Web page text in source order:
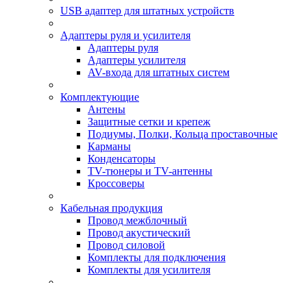
USB адаптер для штатных устройств
Адаптеры руля и усилителя
Адаптеры руля
Адаптеры усилителя
AV-входа для штатных систем
Комплектующие
Антены
Защитные сетки и крепеж
Подиумы, Полки, Кольца проставочные
Карманы
Конденсаторы
TV-тюнеры и TV-антенны
Кроссоверы
Кабельная продукция
Провод межблочный
Провод акустический
Провод силовой
Комплекты для подключения
Комплекты для усилителя